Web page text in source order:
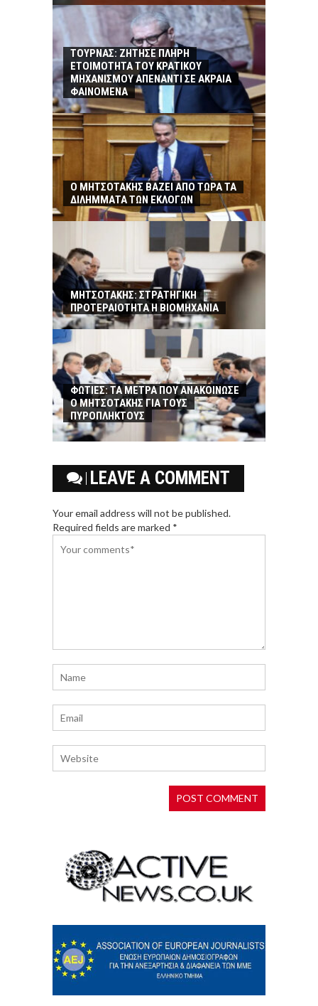
ΤΟΥΡΝΑΣ: ΖΗΤΗΣΕ ΠΛΗΡΗ
ΕΤΟΙΜΟΤΗΤΑ ΤΟΥ ΚΡΑΤΙΚΟΥ
ΜΗΧΑΝΙΣΜΟΥ ΑΠΕΝΑΝΤΙ ΣΕ ΑΚΡΑΙΑ
ΦΑΙΝΟΜΕΝΑ
Ο ΜΗΤΣΟΤΑΚΗΣ ΒΑΖΕΙ ΑΠΟ ΤΩΡΑ ΤΑ
ΔΙΛΗΜΜΑΤΑ ΤΩΝ ΕΚΛΟΓΩΝ
ΜΗΤΣΟΤΑΚΗΣ: ΣΤΡΑΤΗΓΙΚΗ
ΠΡΟΤΕΡΑΙΟΤΗΤΑ Η ΒΙΟΜΗΧΑΝΙΑ
ΦΩΤΙΕΣ: ΤΑ ΜΕΤΡΑ ΠΟΥ ΑΝΑΚΟΙΝΩΣΕ
Ο ΜΗΤΣΟΤΑΚΗΣ ΓΙΑ ΤΟΥΣ
ΠΥΡΟΠΛΗΚΤΟΥΣ
LEAVE A COMMENT
Your email address will not be published.
Required fields are marked *